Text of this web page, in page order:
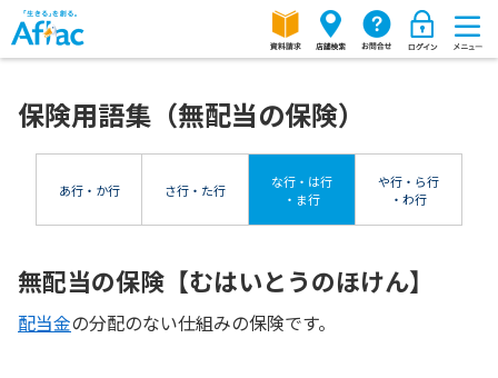
保険用語集（無配当の保険）
あ行・か行 さ行・た行
な行・は行
・ま行
や行・ら行
・わ行
無配当の保険【むはいとうのほけん】
配当金の分配のない仕組みの保険です。